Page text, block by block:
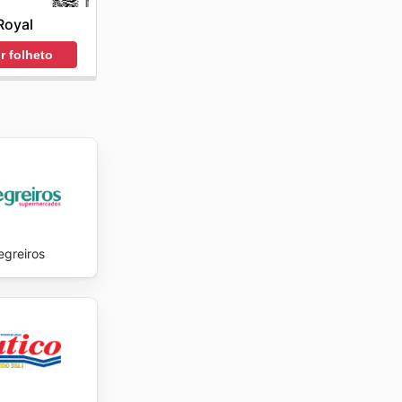
A
ao
as
Super
e
folheto